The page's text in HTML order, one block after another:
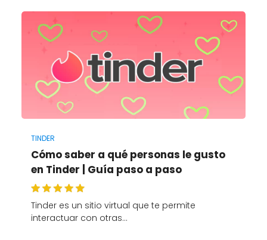
TINDER
Cómo saber a qué personas le gusto
en Tinder | Guía paso a paso
Tinder es un sitio virtual que te permite
interactuar con otras…